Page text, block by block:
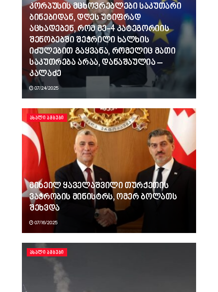
კორპუსის მცხოვრებლები საკუთარი
ბინებიდან, დღეს უტიფრად
აცხადებენ, რომ მე-4 კატეგორიის
შენობებში შეჭრილი ხალხის
იძულებით გაყვანა, რომელიც მათი
საკუთრება არაა, დანაშაულია –
კალაძე
07/24/2025
ᲐᲮᲐᲚᲘ ᲐᲛᲑᲔᲑᲘ
მიხეილ ყაველაშვილი თურქეთის
ვაჭრობის მინისტრს, ომერ ბოლათს
შეხვდა
07/16/2025
ᲐᲮᲐᲚᲘ ᲐᲛᲑᲔᲑᲘ